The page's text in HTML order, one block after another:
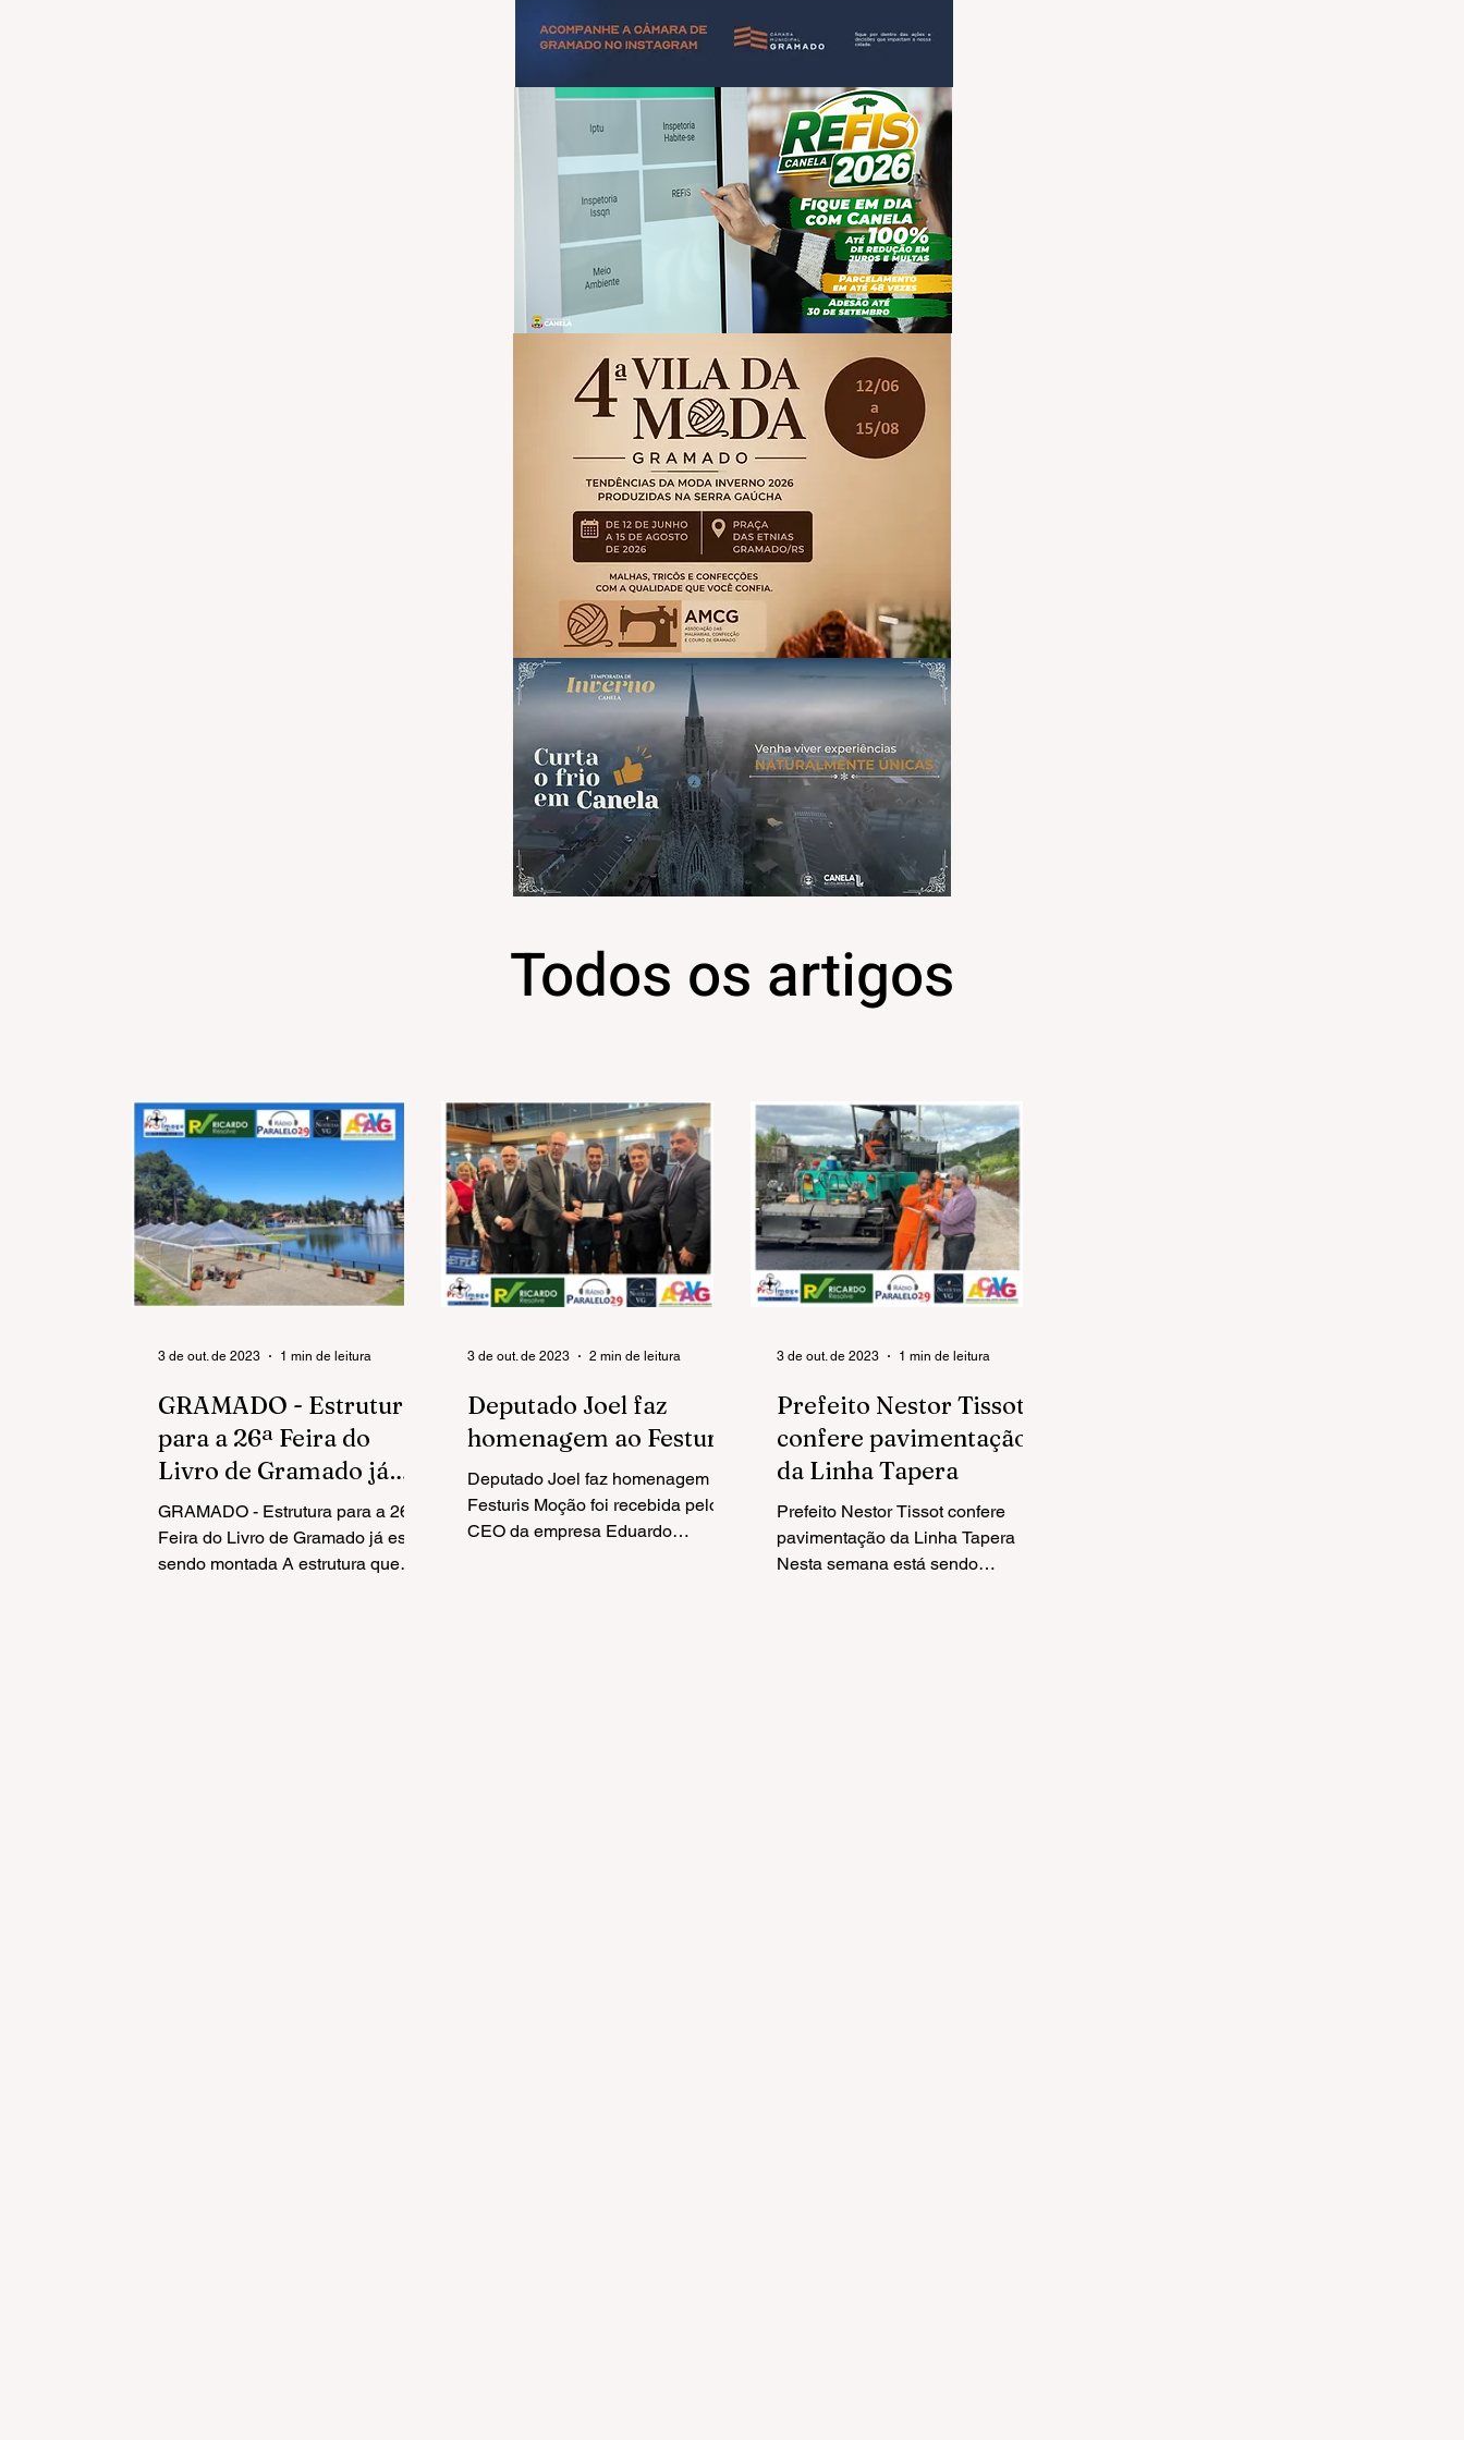
Todos os artigos
GRAMADO - Estrutura
para a 26ª Feira do
Livro de Gramado já
está sendo montada
GRAMADO - Estrutura para a 26ª
Feira do Livro de Gramado já está
sendo montada A estrutura que
3 de out. de 2023 1 min de leitura
Deputado Joel faz
homenagem ao Festuris
Deputado Joel faz homenagem ao
Festuris Moção foi recebida pelo
CEO da empresa Eduardo
3 de out. de 2023 2 min de leitura
Prefeito Nestor Tissot
confere pavimentação
da Linha Tapera
Prefeito Nestor Tissot confere
pavimentação da Linha Tapera
Nesta semana está sendo
3 de out. de 2023 1 min de leitura